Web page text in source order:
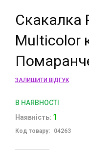
Скакалка
Multicolor
ЗАЛИШИТИ ВІДГУК
В НАЯВНОСТІ
Наявність: 1
Код товару: 04263